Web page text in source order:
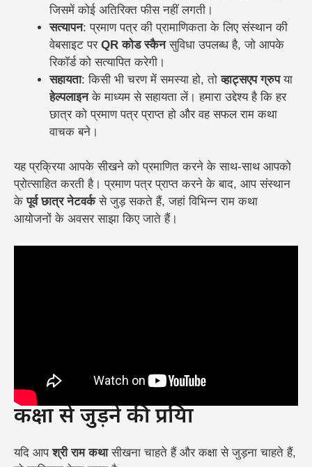
जिसमें कोई अतिरिक्त फीस नहीं लगती।
सत्यापन: प्रमाण पत्र की प्रामाणिकता के लिए संस्थान की
वेबसाइट पर QR कोड स्कैनसुविधा उपलब्ध है, जो आपके
रिकॉर्ड को सत्यापित करेगी।
सहायता: किसी भी चरण में समस्या हो, तोव्हाट्सएप ग्रुपया
हेल्पलाइनके माध्यम से सहायता लें। हमारा उद्देश्य है कि हर
छात्र को प्रमाण पत्र प्राप्त हो और वह सफल राम कथा
वाचक बने।
यह प्रक्रिया आपके सीखने को प्रमाणित करने के साथ-साथ आपको
प्रोत्साहित करती है। प्रमाण पत्र प्राप्त करने के बाद, आप संस्थान
केपूर्व छात्र नेटवर्कसे जुड़ सकते हैं, जहां विभिन्न राम कथा
आयोजनों के अवसर साझा किए जाते हैं।
कक्षा से जुड़ने की प्रक्रिया
यदि आपश्री राम कथासीखना चाहते हैं और कक्षा से जुड़ना चाहते हैं,